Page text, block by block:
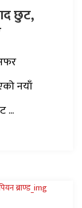
छुट,
नयाँ
...